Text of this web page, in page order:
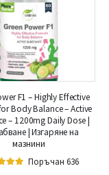
F1 – Highly Effective
Body Balance – Active
– 1200mg Daily Dose |
| Изгаряне на
мазнини
Поръчан 636